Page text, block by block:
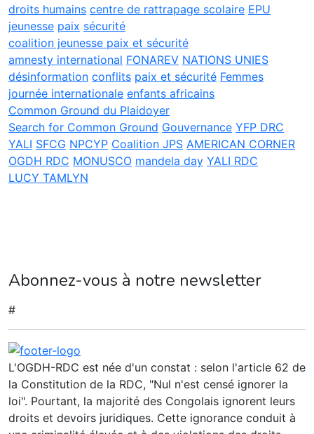
droits humains centre de rattrapage scolaire EPU
jeunesse paix sécurité
coalition jeunesse paix et sécurité
amnesty international FONAREV NATIONS UNIES
désinformation conflits paix et sécurité Femmes
journée internationale enfants africains
Common Ground du Plaidoyer
Search for Common Ground Gouvernance YFP DRC
YALI SFCG NPCYP Coalition JPS AMERICAN CORNER
OGDH RDC MONUSCO mandela day YALI RDC
LUCY TAMLYN
Abonnez-vous à notre newsletter
#
L'OGDH-RDC est née d'un constat : selon l'article 62 de
la Constitution de la RDC, "Nul n'est censé ignorer la
loi". Pourtant, la majorité des Congolais ignorent leurs
droits et devoirs juridiques. Cette ignorance conduit à